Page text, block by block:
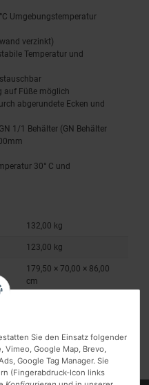
Umgebungstemperatur
verzinkt)
Temperatur und
auf Füße möglich
abgerundete Ecken und
1/1 Behälter (GN Behälter
30° C und
132,00 kg
123,00 kg
179,50 × 70,00 × 86,00
cm
Sie den Einsatz folgender
Vimeo, Google Map, Brevo,
Google Tag Manager. Sie
(Fingerabdruck-Icon links